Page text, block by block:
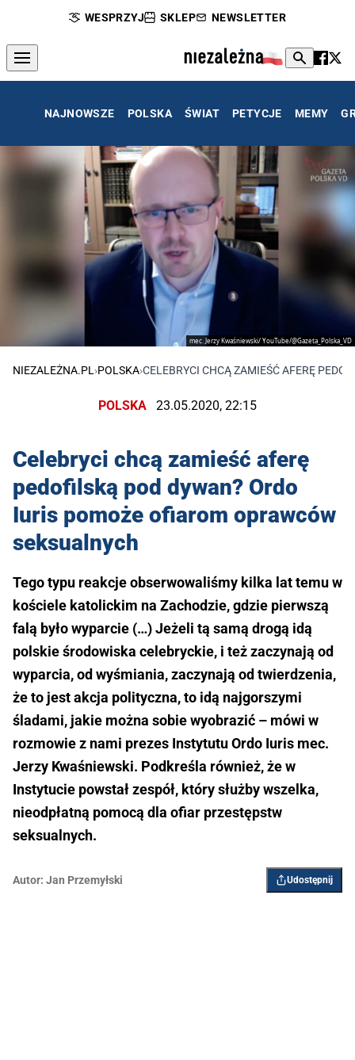
WESPRZYJ SKLEP NEWSLETTER
NAJNOWSZE POLSKA ŚWIAT PETYCJE MEMY
mec. Jerzy Kwaśniewski/ YouTube/@Gazeta_Polska_VD
NIEZALEŻNA.PL›POLSKA›CELEBRYCI CHCĄ ZAMIEŚĆ AFERĘ
POLSKA 23.05.2020, 22:15
Celebryci chcą zamieść aferę
pedofilską pod dywan? Ordo
Iuris pomoże ofiarom oprawców
seksualnych
Tego typu reakcje obserwowaliśmy kilka lat temu w
kościele katolickim na Zachodzie, gdzie pierwszą
falą było wyparcie (…) Jeżeli tą samą drogą idą
polskie środowiska celebryckie, i też zaczynają od
wyparcia, od wyśmiania, zaczynają od twierdzenia,
że to jest akcja polityczna, to idą najgorszymi
śladami, jakie można sobie wyobrazić – mówi w
rozmowie z nami prezes Instytutu Ordo Iuris mec.
Jerzy Kwaśniewski. Podkreśla również, że w
Instytucie powstał zespół, który służby wszelka,
nieodpłatną pomocą dla ofiar przestępstw
seksualnych.
Autor: Jan Przemyłski Udostępnij